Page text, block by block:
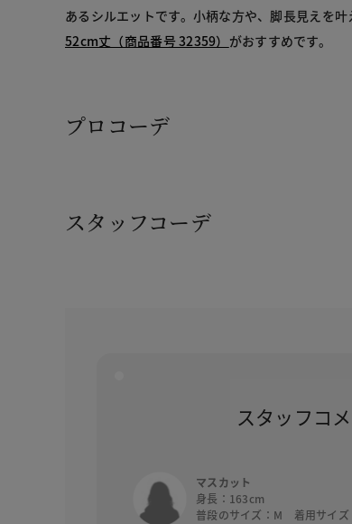
あるシルエットです。小柄な方や、脚長見えを叶
52cm丈（商品番号 32359） がおすすめです。
プロコーデ
スタッフコーデ
スタッフコ
マスカット
身長：163cm
普段のサイズ：M 着用サイズ